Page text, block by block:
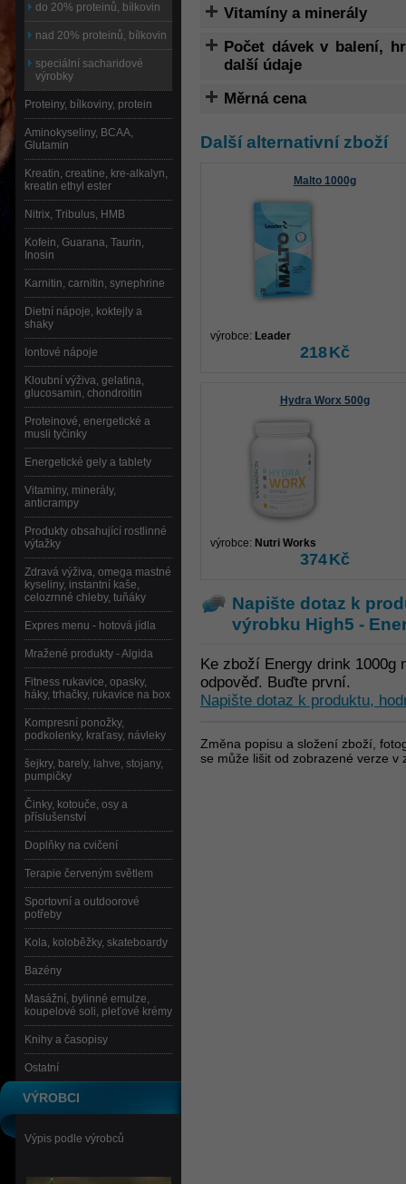
Vitamíny a minerály
Počet dávek v balení,
další údaje
Měrná cena
Další alternativní zboží
Malto 1000g
výrobce: Leader
218Kč
Hydra Worx 500g
výrobce: Nutri Works
374Kč
Napište dotaz k
výrobku High5 -
Ke zboží Energy drink 1000g
odpověď. Buďte první.
Napište dotaz k produktu,
Změna popisu a složení zboží,
se může lišit od zobrazené verze
do 20% proteinů, bílkovin
nad 20% proteinů, bílkovin
speciální sacharidové
výrobky
Proteiny, bílkoviny, protein
Aminokyseliny, BCAA,
Glutamin
Kreatin, creatine, kre-alkalyn,
kreatin ethyl ester
Nitrix, Tribulus, HMB
Kofein, Guarana, Taurin,
Inosin
Karnitin, carnitin, synephrine
Dietní nápoje, koktejly a
shaky
Iontové nápoje
Kloubní výživa, gelatina,
glucosamin, chondroitin
Proteinové, energetické a
musli tyčinky
Energetické gely a tablety
Vitaminy, minerály,
anticrampy
Produkty obsahující rostlinné
výtažky
Zdravá výživa, omega mastné
kyseliny, instantní kaše,
celozrnné chleby, tuňáky
Expres menu - hotová jídla
Mražené produkty - Algida
Fitness rukavice, opasky,
háky, trhačky, rukavice na box
Kompresní ponožky,
podkolenky, kraťasy, návleky
šejkry, barely, lahve, stojany,
pumpičky
Činky, kotouče, osy a
příslušenství
Doplňky na cvičení
Terapie červeným světlem
Sportovní a outdoorové
potřeby
Kola, koloběžky, skateboardy
Bazény
Masážní, bylinné emulze,
koupelové soli, pleťové krémy
Knihy a časopisy
Ostatní
VÝROBCI
Výpis podle výrobců